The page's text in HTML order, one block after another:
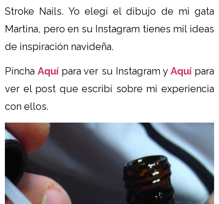
Stroke Nails. Yo elegí el dibujo de mi gata
Martina, pero en su Instagram tienes mil ideas
de inspiración navideña.
PinchaAquí para ver su Instagram y Aquí para
ver el post que escribí sobre mi experiencia
con ellos.